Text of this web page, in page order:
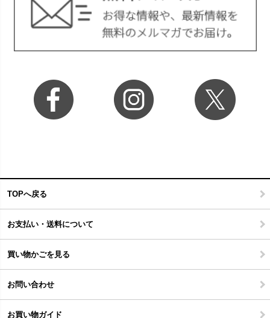
TOPへ戻る
お支払い・送料について
買い物かごを見る
お問い合わせ
お買い物ガイド